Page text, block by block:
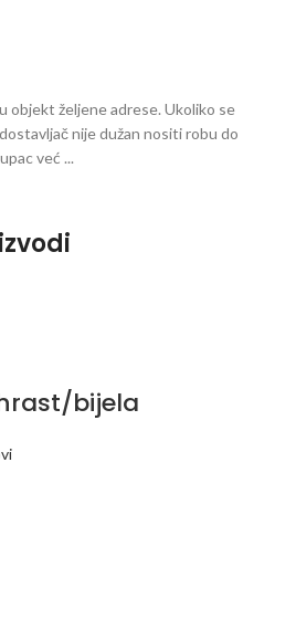
objekt željene adrese. Ukoliko se
nije dužan nositi robu do
već ...
bijela